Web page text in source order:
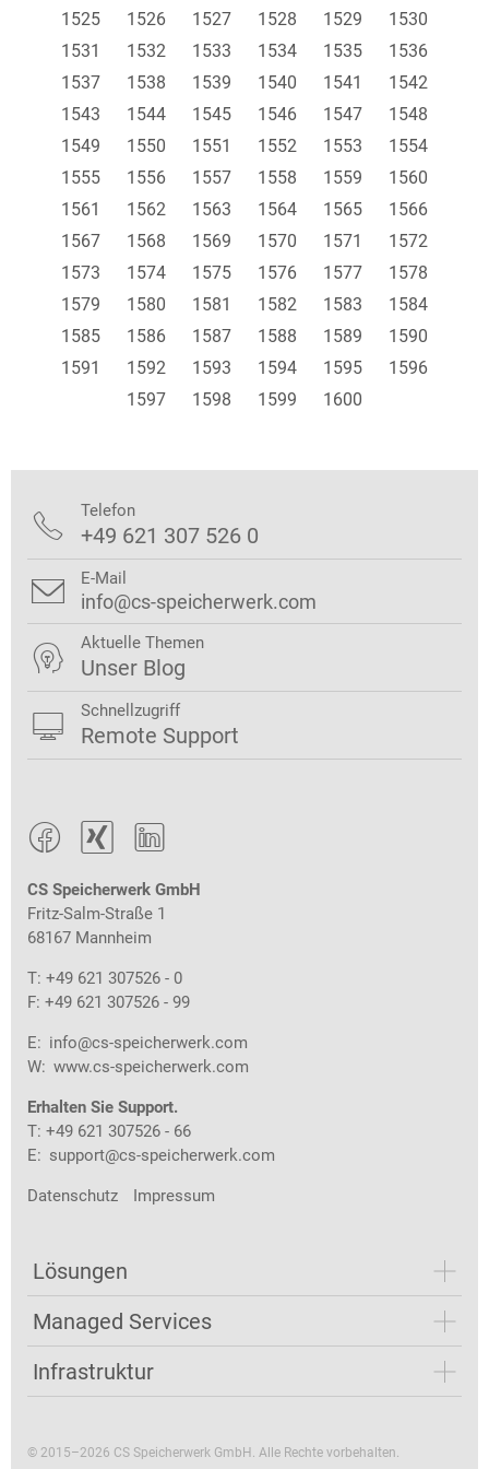
1525
1526 1527 1528 1529
1530
1531
1532 1533 1534 1535
1536
1537
1538 1539 1540 1541
1542
1543
1544 1545 1546 1547
1548
1549
1550 1551 1552 1553
1554
1555
1556 1557 1558 1559
1560
1561
1562 1563 1564 1565
1566
1567
1568 1569 1570 1571
1572
1573
1574 1575 1576 1577
1578
1579
1580 1581 1582 1583
1584
1585
1586 1587 1588 1589
1590
1591
1592 1593 1594 1595
1596
1597
1598 1599 1600
  
CS Speicherwerk GmbH
Fritz-Salm-Straße 1
68167 Mannheim
T: +49 621 307526 - 0
F: +49 621 307526 - 99
E: info@cs-speicherwerk.com
W: www.cs-speicherwerk.com
Erhalten Sie Support.
T: +49 621 307526 - 66
E: support@cs-speicherwerk.com
Datenschutz Impressum
Lösungen
Managed Services
Infrastruktur
 Telefon
+49 621 307 526 0
 E-Mail
info@cs-speicherwerk.com
 Aktuelle Themen
Unser Blog
 Schnellzugriff
Remote Support
© 2015–2026 CS Speicherwerk GmbH. Alle Rechte vorbehalten.